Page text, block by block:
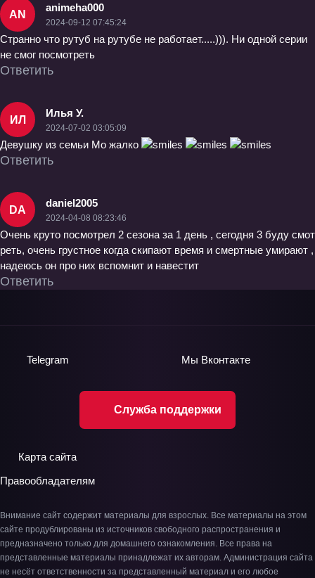
AN
animeha000
2024-09-12 07:45:24
Странно что рутуб на рутубе не работает.....))). Ни одной серии
не смог посмотреть
Ответить
ИЛ
Илья У.
2024-07-02 03:05:09
Девушку из семьи Мо жалко
Ответить
DA
daniel2005
2024-04-08 08:23:46
Очень круто посмотрел 2 сезона за 1 день , сегодня 3 буду смот
реть, очень грустное когда скипают время и смертные умирают ,
надеюсь он про них вспомнит и навестит
Ответить
Служба поддержки
Telegram Мы Вконтакте
Карта сайта
Правообладателям
Внимание сайт содержит материалы для взрослых. Все материалы на этом
сайте продублированы из источников свободного распространения и
предназначено только для домашнего ознакомления. Все права на
представленные материалы принадлежат их авторам. Администрация сайта
не несёт ответственности за представленный материал и его любое